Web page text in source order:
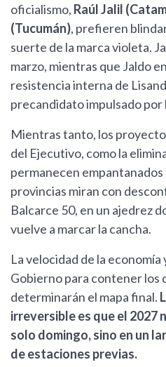
oficialismo, Raúl Jalil
(Tucumán), prefieren
suerte de la marca violeta.
marzo, mientras que Jaldo
resistencia interna de
precandidato impulsado por
Mientras tanto, los
del Ejecutivo, como la
permanecen empantanados
provincias miran con
Balcarce 50, en un ajedrez
vuelve a marcar la cancha.
La velocidad de la economía
Gobierno para contener los
determinarán el mapa final.
irreversible es que el 2027
solo domingo, sino en un
de estaciones previas.